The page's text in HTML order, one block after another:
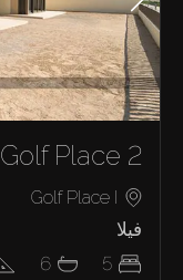
Golf Place 2
Golf Place I
فيلا
5
6